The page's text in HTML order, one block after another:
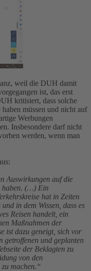
weil die DUH damit
ist, das erst
kritisiert, dass solche
müssen und nicht auf
Werbungen
Insbesondere darf nicht
werden, wenn man
Auswirkungen auf die
haben. (…) Ein
hat in Zeiten
in dem Wissen, dass es
Reisen handelt, ein
Maßnahmen der
ist dazu geneigt, sich vor
getroffenen und geplanten
der Beklagten zu
von den
machen.“